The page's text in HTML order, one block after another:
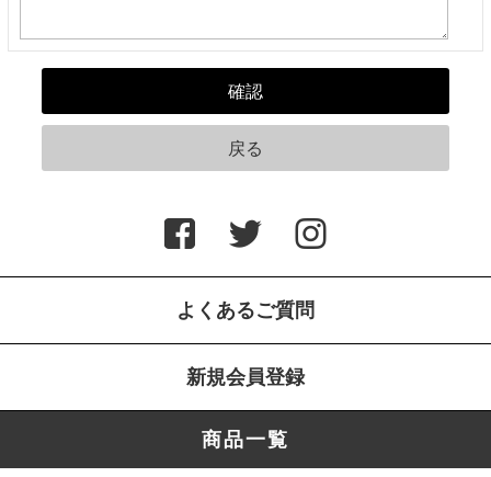
よくあるご質問
新規会員登録
商品一覧